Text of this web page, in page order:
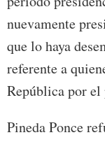
nuevamente
que lo haya
referente a
República por
Pineda Ponce